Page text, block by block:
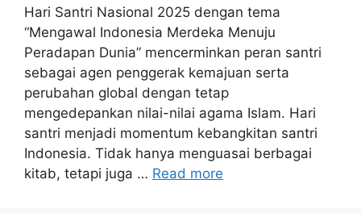
Hari Santri Nasional 2025 dengan tema
“Mengawal Indonesia Merdeka Menuju
Peradapan Dunia” mencerminkan peran santri
sebagai agen penggerak kemajuan serta
perubahan global dengan tetap
mengedepankan nilai-nilai agama Islam. Hari
santri menjadi momentum kebangkitan santri
Indonesia. Tidak hanya menguasai berbagai
kitab, tetapi juga … Read more